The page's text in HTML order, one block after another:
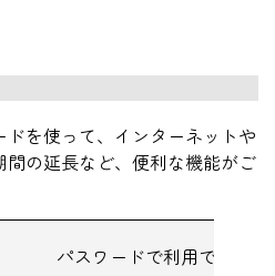
を使って、インターネットや
の延長など、便利な機能がご
パスワードで利用できる機